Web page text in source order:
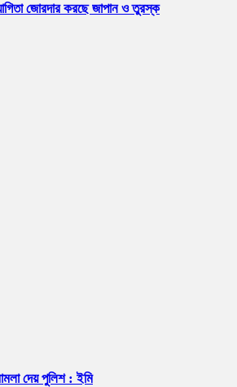
জোরদার করছে জাপান ও তুরস্ক
দেয় পুলিশ : ইমি